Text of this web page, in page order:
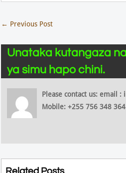
← Previous Post
Unataka kutangaza
ya simu hapo chini.
Please contact us: email :
Mobile: +255 756 348 364
Related Posts